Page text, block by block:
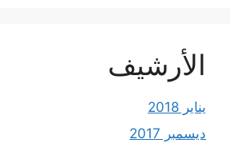
الأرشيف
يناير 2018
ديسمبر 2017